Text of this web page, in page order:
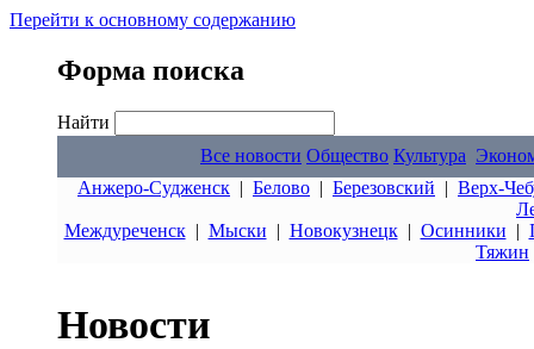
Перейти к основному содержанию
Форма поиска
Найти
Все новости Общество Культура
Анжеро-Судженск | Белово | Березовский | Верх-
Междуреченск| Мыски | Новокузнецк| Осинники |
Тяжин
Новости